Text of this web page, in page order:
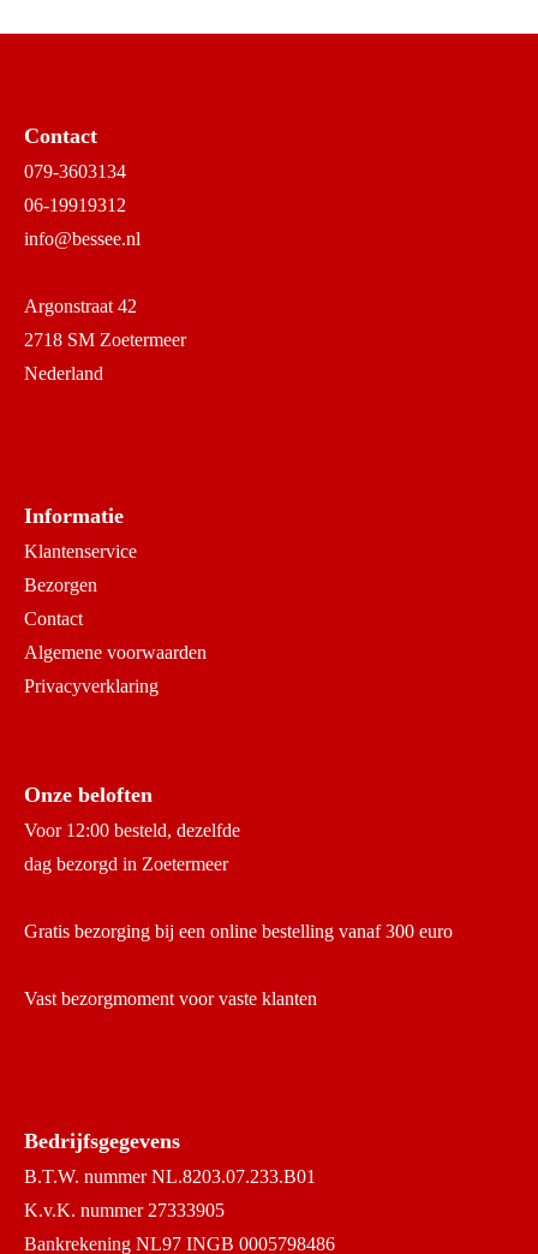
Contact
079-3603134
06-19919312
info@bessee.nl
Argonstraat 42
2718 SM Zoetermeer
Nederland
Informatie
Klantenservice
Bezorgen
Contact
Algemene voorwaarden
Privacyverklaring
Onze beloften
Voor 12:00 besteld, dezelfde
dag bezorgd in Zoetermeer
Gratis bezorging bij een online bestelling vanaf 300 euro
Vast bezorgmoment voor vaste klanten
Bedrijfsgegevens
B.T.W. nummer NL.8203.07.233.B01
K.v.K. nummer 27333905
Bankrekening NL97 INGB 0005798486